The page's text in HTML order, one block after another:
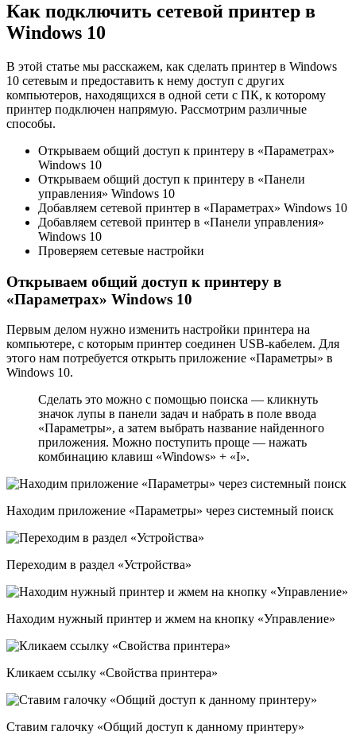
Как подключить сетевой принтер в
Windows 10
В этой статье мы расскажем, как сделать принтер в Windows
10 сетевым и предоставить к нему доступ с других
компьютеров, находящихся в одной сети с ПК, к которому
принтер подключен напрямую. Рассмотрим различные
способы.
Открываем общий доступ к принтеру в «Параметрах»
Windows 10
Открываем общий доступ к принтеру в «Панели
управления» Windows 10
Добавляем сетевой принтер в «Параметрах» Windows 10
Добавляем сетевой принтер в «Панели управления»
Windows 10
Проверяем сетевые настройки
Открываем общий доступ к принтеру в
«Параметрах» Windows 10
Первым делом нужно изменить настройки принтера на
компьютере, с которым принтер соединен USB-кабелем. Для
этого нам потребуется открыть приложение «Параметры» в
Windows 10.
Сделать это можно с помощью поиска — кликнуть
значок лупы в панели задач и набрать в поле ввода
«Параметры», а затем выбрать название найденного
приложения. Можно поступить проще — нажать
комбинацию клавиш «Windows» + «I».
Находим приложение «Параметры» через системный поиск
Переходим в раздел «Устройства»
Находим нужный принтер и жмем на кнопку «Управление»
Кликаем ссылку «Свойства принтера»
Ставим галочку «Общий доступ к данному принтеру»